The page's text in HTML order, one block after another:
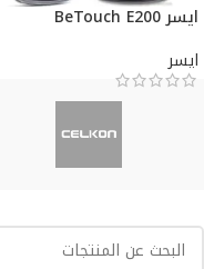
ايسر BeTouch E200
ايسر